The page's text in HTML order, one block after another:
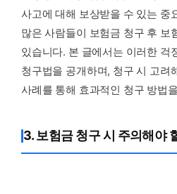
사고에 대해 보상받을 수 있는 중
많은 사람들이 보험금 청구 후 보
있습니다. 본 글에서는 이러한 걱
청구법을 공개하며, 청구 시 고려
사례를 통해 효과적인 청구 방법
3. 보험금 청구 시 주의해야